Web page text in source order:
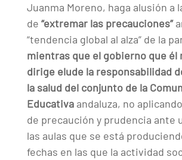
Juanma Moreno, haga alusión a
de “extremar las precauciones”
“tendencia global al alza” de la
mientras que el gobierno que él
dirige elude la responsabilidad
la salud del conjunto de la
Educativaandaluza, no
de precaución y prudencia ante
las aulas que se está
fechas en las que la actividad